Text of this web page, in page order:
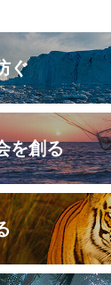
ぐ
を創る